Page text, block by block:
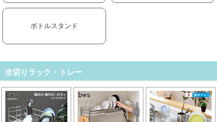
ボトルスタンド
水切りラック・トレー